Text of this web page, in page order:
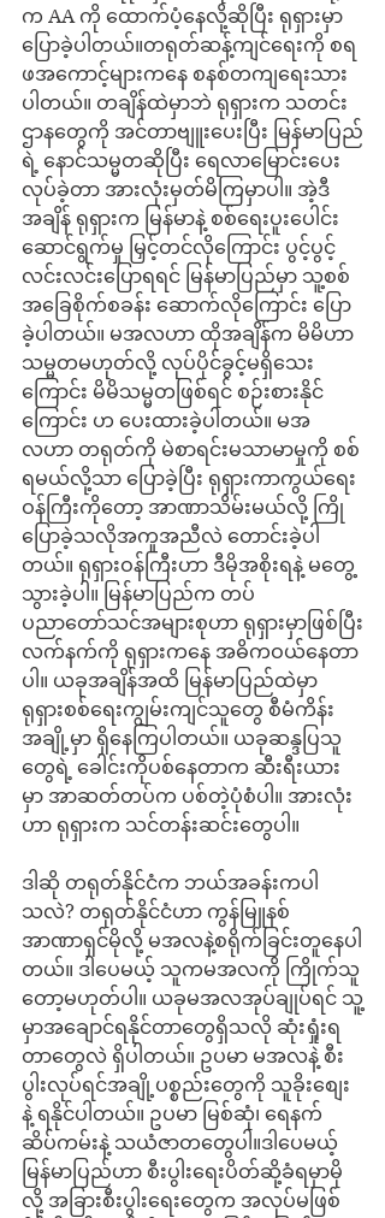
က AA ကို ထောက်ပံ့နေလို့ဆိုပြီး ရုရှားမှာ
ပြောခဲ့ပါတယ်။တရုတ်ဆန့်ကျင်ရေးကို စရ
ဖအကောင့်များကနေ စနစ်တကျရေးသား
ပါတယ်။ တချိန်ထဲမှာဘဲ ရုရှားက သတင်း
ဌာနတွေကို အင်တာဗျူးပေးပြီး မြန်မာပြည်
ရဲ့ နောင်သမ္မတဆိုပြီး ရေလာမြောင်းပေး
လုပ်ခဲ့တာ အားလုံးမှတ်မိကြမှာပါ။ အဲ့ဒီ
အချိန် ရုရှားက မြန်မာနဲ့ စစ်ရေးပူးပေါင်း
ဆောင်ရွက်မှု မြှင့်တင်လိုကြောင်း ပွင့်ပွင့်
လင်းလင်းပြောရရင် မြန်မာပြည်မှာ သူ့စစ်
အခြေစိုက်စခန်း ဆောက်လိုကြောင်း ပြော
ခဲ့ပါတယ်။ မအလဟာ ထိုအချိန်က မိမိဟာ
သမ္မတမဟုတ်လို့ လုပ်ပိုင်ခွင့်မရှိသေး
ကြောင်း မိမိသမ္မတဖြစ်ရင် စဉ်းစားနိုင်
ကြောင်း ဟ ပေးထားခဲ့ပါတယ်။ မအ
လဟာ တရုတ်ကို မဲစာရင်းမသာမာမှုကို စစ်
ရမယ်လို့သာ ပြောခဲ့ပြီး ရုရှားကာကွယ်ရေး
ဝန်ကြီးကိုတော့ အာဏာသိမ်းမယ်လို့ ကြို
ပြောခဲ့သလိုအကူအညီလဲ တောင်းခဲ့ပါ
တယ်။ ရုရှားဝန်ကြီးဟာ ဒီမိုအစိုးရနဲ့ မတွေ့
သွားခဲ့ပါ။ မြန်မာပြည်က တပ်
ပညာတော်သင်အများစုဟာ ရုရှားမှာဖြစ်ပြီး
လက်နက်ကို ရုရှားကနေ အဓိကဝယ်နေတာ
ပါ။ ယခုအချိန်အထိ မြန်မာပြည်ထဲမှာ
ရုရှားစစ်ရေးကျွမ်းကျင်သူတွေ စီမံကိန်း
အချို့မှာ ရှိနေကြပါတယ်။ ယခုဆန္ဒပြသူ
တွေရဲ့ ခေါင်းကိုပစ်နေတာက ဆီးရီးယား
မှာ အာဆတ်တပ်က ပစ်တဲ့ပုံစံပါ။ အားလုံး
ဟာ ရုရှားက သင်တန်းဆင်းတွေပါ။
ဒါဆို တရုတ်နိုင်ငံက ဘယ်အခန်းကပါ
သလဲ? တရုတ်နိုင်ငံဟာ ကွန်မြူနစ်
အာဏာရှင်မိုလို့ မအလနဲ့စရိုက်ခြင်းတူနေပါ
တယ်။ ဒါပေမယ့် သူကမအလကို ကြိုက်သူ
တော့မဟုတ်ပါ။ ယခုမအလအုပ်ချုပ်ရင် သူ့
မှာအချောင်ရနိုင်တာတွေရှိသလို ဆုံးရှုံးရ
တာတွေလဲ ရှိပါတယ်။ ဥပမာ မအလနဲ့ စီး
ပွါးလုပ်ရင်အချို့ပစ္စည်းတွေကို သူခိုးစျေး
နဲ့ ရနိုင်ပါတယ်။ ဥပမာ မြစ်ဆုံ၊ ရေနက်
ဆိပ်ကမ်းနဲ့ သယံဇာတတွေပါ။ဒါပေမယ့်
မြန်မာပြည်ဟာ စီးပွါးရေးပိတ်ဆို့ခံရမှာမို
လို့ အခြားစီးပွါးရေးတွေက အလုပ်မဖြစ်